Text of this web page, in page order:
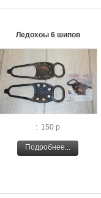
Ледохоы 6 шипов
: 150 р
Подробнее...